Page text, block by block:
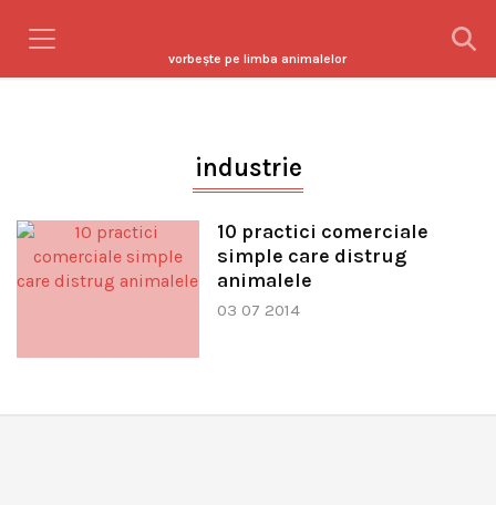
vorbeşte pe limba animalelor
industrie
10 practici comerciale
simple care distrug
animalele
03 07 2014